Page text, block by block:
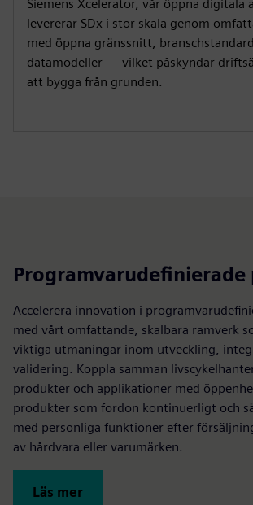
Siemens Xcelerator, vår öppna digitala
levererar SDx i stor skala genom
med öppna gränssnitt,
datamodeller — vilket påskyndar
att bygga från grunden.
Accelerera innovation i
med vårt omfattande, skalbara ramverk
viktiga utmaningar inom utveckling,
validering. Koppla samman
produkter och applikationer med
produkter som fordon kontinuerligt och
med personliga funktioner efter
av hårdvara eller varumärken.
Läs mer